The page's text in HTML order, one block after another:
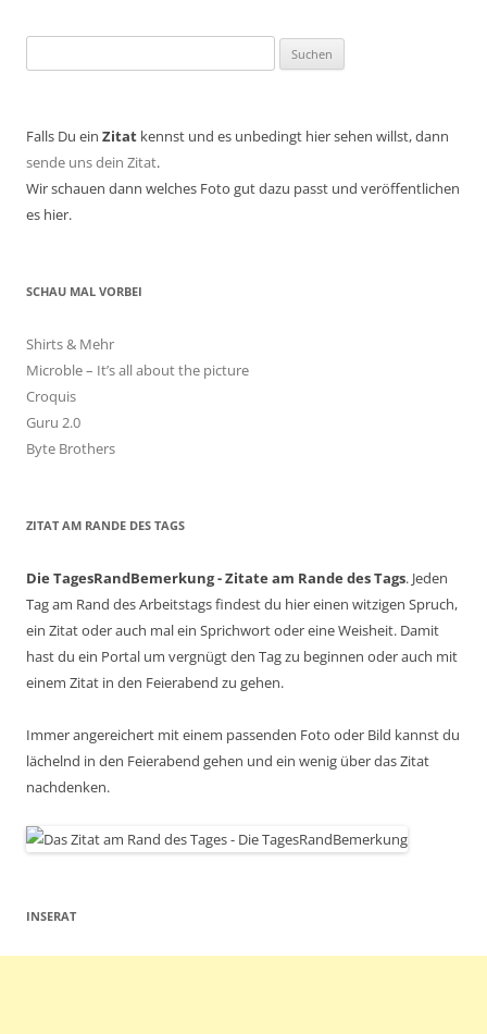
nach:
Falls Du ein Zitat kennst und es unbedingt hier sehen willst, dann
sende uns dein Zitat.
Wir schauen dann welches Foto gut dazu passt und veröffentlichen
es hier.
SCHAU MAL VORBEI
Shirts & Mehr
Microble – It’s all about the picture
Croquis
Guru 2.0
Byte Brothers
ZITAT AM RANDE DES TAGS
Die TagesRandBemerkung - Zitate am Rande des Tags. Jeden
Tag am Rand des Arbeitstags findest du hier einen witzigen Spruch,
ein Zitat oder auch mal ein Sprichwort oder eine Weisheit. Damit
hast du ein Portal um vergnügt den Tag zu beginnen oder auch mit
einem Zitat in den Feierabend zu gehen.
Immer angereichert mit einem passenden Foto oder Bild kannst du
lächelnd in den Feierabend gehen und ein wenig über das Zitat
nachdenken.
INSERAT